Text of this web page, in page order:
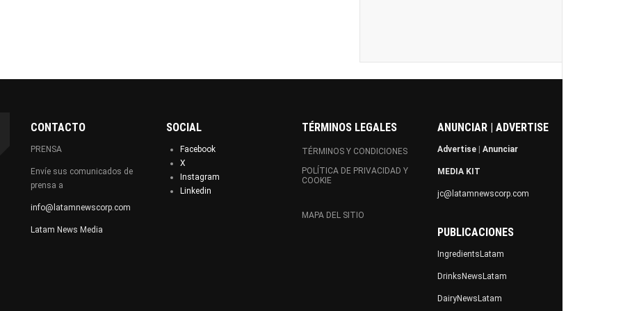
CONTACTO
PRENSA
Envíe sus comunicados de
prensa a
info@latamnewscorp.com
Latam News Media
SOCIAL
Facebook
X
Instagram
Linkedin
TÉRMINOS LEGALES
TÉRMINOS Y CONDICIONES
POLÍTICA DE PRIVACIDAD Y
COOKIE
MAPA DEL SITIO
ANUNCIAR | ADVERTISE
Advertise Anunciar
MEDIA KIT
jc@latamnewscorp.com
PUBLICACIONES
IngredientsLatam
DrinksNewsLatam
DairyNewsLatam